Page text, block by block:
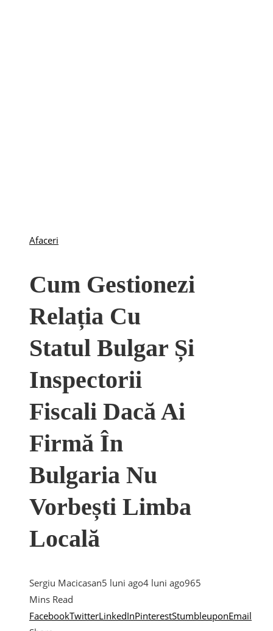
Afaceri
Cum Gestionezi
Relația Cu
Statul Bulgar Și
Inspectorii
Fiscali Dacă Ai
Firmă În
Bulgaria Nu
Vorbești Limba
Locală
Sergiu Macicasan5 luni ago4 luni ago965
Mins Read
FacebookTwitterLinkedInPinterestStumbleuponEmail